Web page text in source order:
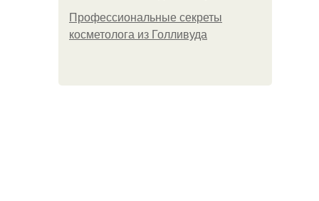
Профессиональные секреты
косметолога из Голливуда